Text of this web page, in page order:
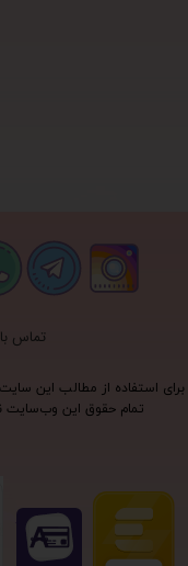
برای استفاده از مطالب این
تمام حقوق اين وب‌سايت
تماس